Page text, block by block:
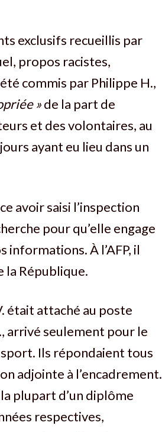
exclusifs recueillis par
propos racistes,
commis par Philippe H.,
»de la part de
et des volontaires, au
ayant eu lieu dans un
avoir saisi l’inspection
pour qu’elle engage
informations. À l’AFP, il
la République.
était attaché au poste
arrivé seulement pour le
Ils répondaient tous
adjointe à l’encadrement.
plupart d’un diplôme
respectives,